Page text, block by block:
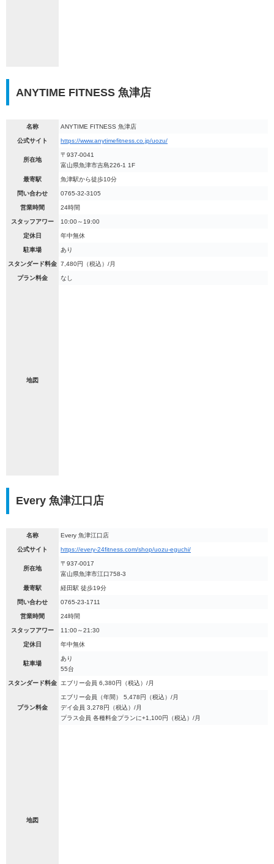
ANYTIME FITNESS 魚津店
名称 ANYTIME FITNESS 魚津店
公式サイト https://www.anytimefitness.co.jp/uozu/
所在地
〒937-0041
富山県魚津市吉島226-1 1F
最寄駅 魚津駅から徒歩10分
問い合わせ 0765-32-3105
営業時間 24時間
スタッフアワー 10:00～19:00
定休日 年中無休
駐車場 あり
スタンダード料金 7,480円（税込）/月
プラン料金 なし
地図
Every 魚津江口店
名称 Every 魚津江口店
公式サイト https://every-24fitness.com/shop/uozu-eguchi/
所在地
〒937-0017
富山県魚津市江口758-3
最寄駅 経田駅 徒歩19分
問い合わせ 0765-23-1711
営業時間 24時間
スタッフアワー 11:00～21:30
定休日 年中無休
駐車場
あり
55台
スタンダード料金 エブリー会員 6,380円（税込）/月
プラン料金
エブリー会員（年間） 5,478円（税込）/月
デイ会員 3,278円（税込）/月
プラス会員 各種料金プランに+1,100円（税込）/月
地図